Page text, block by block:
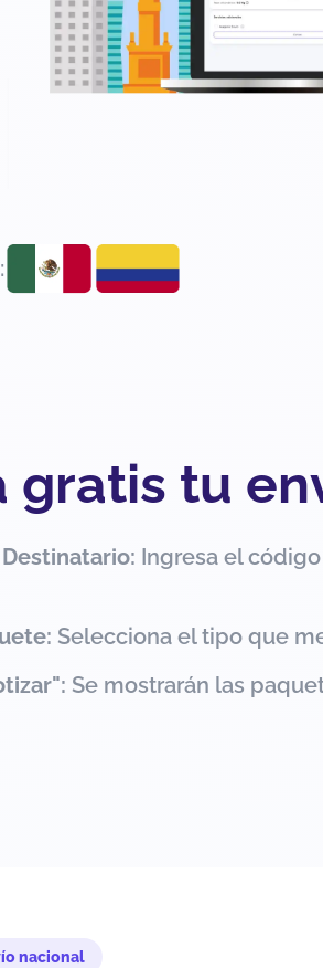
gratis tu
Ingresa el
Selecciona el tipo que
Se mostrarán las
nacional